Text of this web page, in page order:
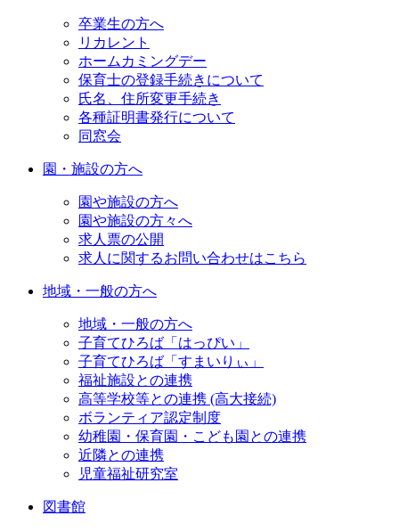
卒業生の方へ
リカレント
ホームカミングデー
保育士の登録手続きについて
氏名、住所変更手続き
各種証明書発行について
同窓会
園・施設の方へ
園や施設の方へ
園や施設の方々へ
求人票の公開
求人に関するお問い合わせはこちら
地域・一般の方へ
地域・一般の方へ
子育てひろば「はっぴい」
子育てひろば「すまいりぃ」
福祉施設との連携
高等学校等との連携 (高大接続)
ボランティア認定制度
幼稚園・保育園・こども園との連携
近隣との連携
児童福祉研究室
図書館